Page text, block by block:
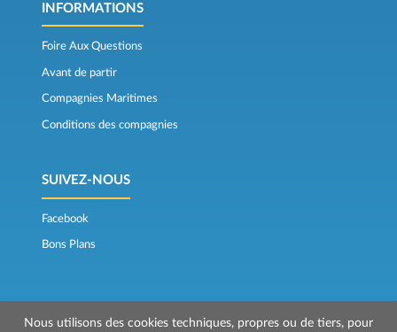
INFORMATIONS
Foire Aux Questions
Avant de partir
Compagnies Maritimes
Conditions des compagnies
SUIVEZ-NOUS
Facebook
Bons Plans
Nous utilisons des cookies techniques, propres ou de tiers, pour